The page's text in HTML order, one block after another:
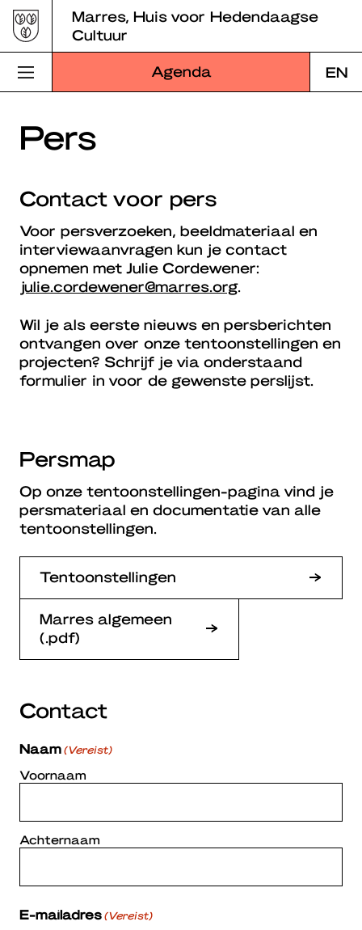
Skip
to
content
Marres, Huis voor Hedendaagse
Cultuur
Agenda EN
Bezoek Marres
Educatie
Over Marres
Marres Kitchen
Zoek
Pers
Contact voor pers
Voor persverzoeken, beeldmateriaal en
interviewaanvragen kun je contact
opnemen met Julie Cordewener:
julie.cordewener@marres.org.
Wil je als eerste nieuws en persberichten
ontvangen over onze tentoonstellingen en
projecten? Schrijf je via onderstaand
formulier in voor de gewenste perslijst.
Persmap
Op onze tentoonstellingen-pagina vind je
persmateriaal en documentatie van alle
tentoonstellingen.
Tentoonstellingen
Marres algemeen
(.pdf)
Contact
Naam (Vereist)
Voornaam
Achternaam
E-mailadres (Vereist)